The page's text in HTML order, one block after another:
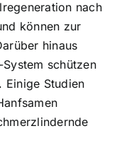
nach
können zur
hinaus
schützen
Einige Studien